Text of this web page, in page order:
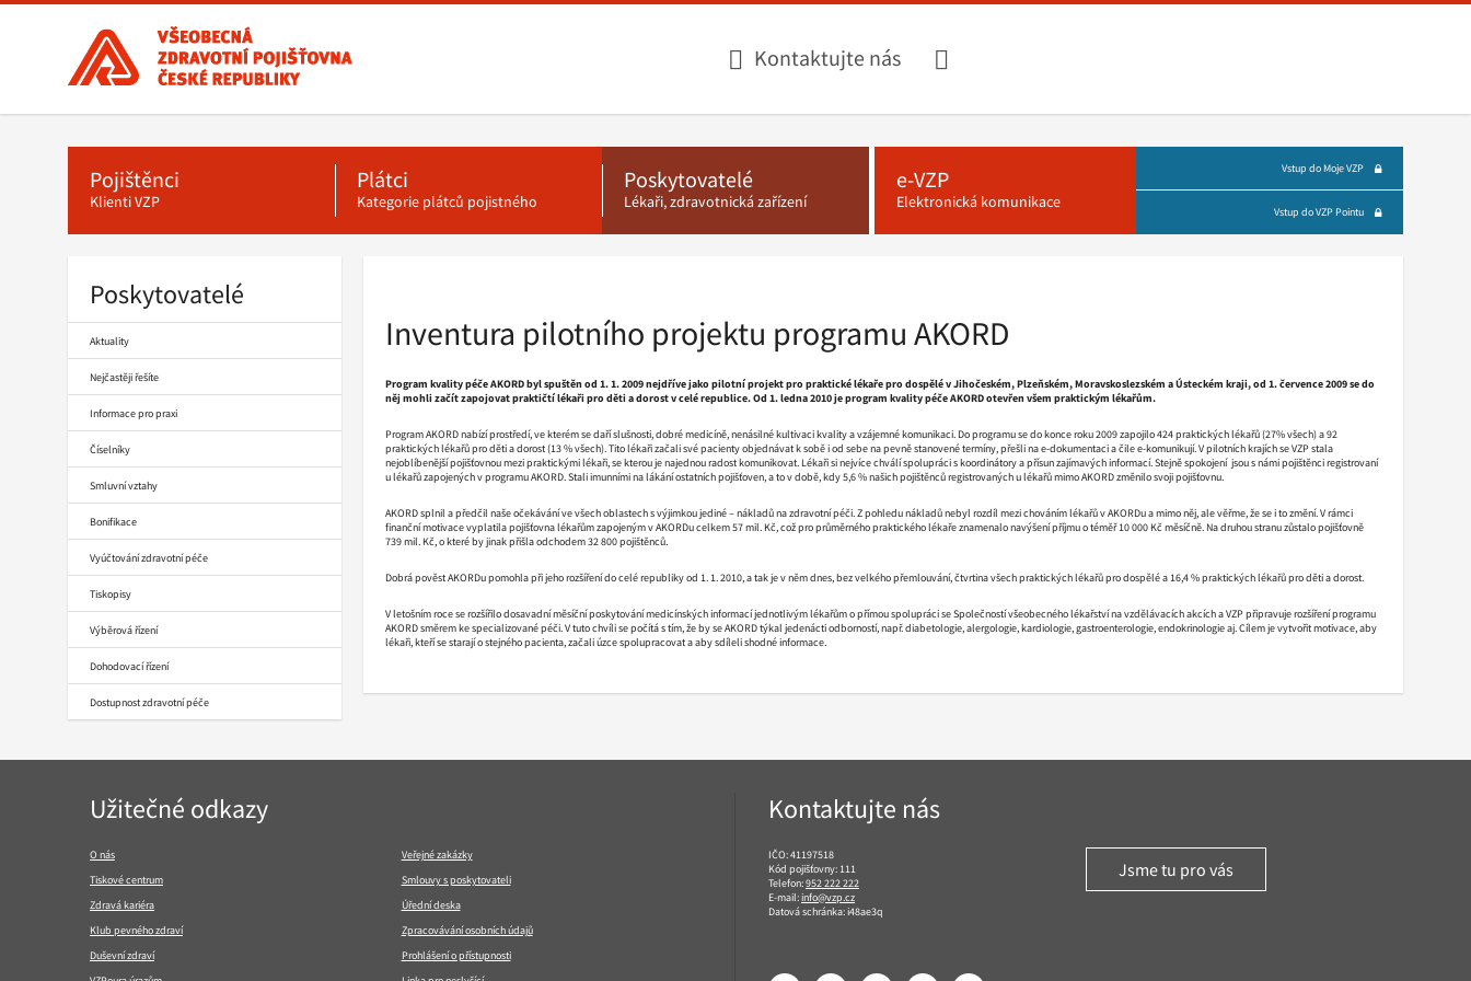
Všeobecná
zdravotní
pojišťovna
ČR,
hlavní
stránka
Kontaktujte nás
Pojištěnci
Klienti VZP
Plátci
Kategorie plátců pojistného
Poskytovatelé
Lékaři, zdravotnická zařízení
e-VZP
Elektronická komunikace
Vstup do Moje VZP
Vstup do VZP Pointu
Poskytovatelé
Aktuality
Nejčastěji řešíte
Informace pro praxi
Číselníky
Smluvní vztahy
Bonifikace
Vyúčtování zdravotní péče
Tiskopisy
Výběrová řízení
Dohodovací řízení
Dostupnost zdravotní péče
Inventura pilotního projektu programu AKORD
Program kvality péče AKORD byl spuštěn od 1. 1. 2009 nejdříve jako pilotní projekt pro praktické lékaře pro dospělé v Jihočeském, Plzeňském, Moravskoslezském a Ústeckém kraji, od 1. července 2009 se do
něj mohli začít zapojovat praktičtí lékaři pro děti a dorost v celé republice. Od 1. ledna 2010 je program kvality péče AKORD otevřen všem praktickým lékařům.
Program AKORD nabízí prostředí, ve kterém se daří slušnosti, dobré medicíně, nenásilné kultivaci kvality a vzájemné komunikaci. Do programu se do konce roku 2009 zapojilo 424 praktických lékařů (27% všech) a 92
praktických lékařů pro děti a dorost (13 % všech). Tito lékaři začali své pacienty objednávat k sobě i od sebe na pevně stanovené termíny, přešli na e-dokumentaci a čile e-komunikují. V pilotních krajích se VZP stala
nejoblíbenější pojišťovnou mezi praktickými lékaři, se kterou je najednou radost komunikovat. Lékaři si nejvíce chválí spolupráci s koordinátory a přísun zajímavých informací. Stejně spokojení jsou s námi pojištěnci registrovaní
u lékařů zapojených v programu AKORD. Stali imunními na lákání ostatních pojišťoven, a to v době, kdy 5,6 % našich pojištěnců registrovaných u lékařů mimo AKORD změnilo svoji pojišťovnu.
AKORD splnil a předčil naše očekávání ve všech oblastech s výjimkou jediné – nákladů na zdravotní péči. Z pohledu nákladů nebyl rozdíl mezi chováním lékařů v AKORDu a mimo něj, ale věřme, že se i to změní. V rámci
finanční motivace vyplatila pojišťovna lékařům zapojeným v AKORDu celkem 57 mil. Kč, což pro průměrného praktického lékaře znamenalo navýšení příjmu o téměř 10 000 Kč měsíčně. Na druhou stranu zůstalo pojišťovně
739 mil. Kč, o které by jinak přišla odchodem 32 800 pojištěnců.
Dobrá pověst AKORDu pomohla při jeho rozšíření do celé republiky od 1. 1. 2010, a tak je v něm dnes, bez velkého přemlouvání, čtvrtina všech praktických lékařů pro dospělé a 16,4 % praktických lékařů pro děti a dorost.
V letošním roce se rozšířilo dosavadní měsíční poskytování medicínských informací jednotlivým lékařům o přímou spolupráci se Společností všeobecného lékařství na vzdělávacích akcích a VZP připravuje rozšíření programu
AKORD směrem ke specializované péči. V tuto chvíli se počítá s tím, že by se AKORD týkal jedenácti odborností, např. diabetologie, alergologie, kardiologie, gastroenterologie, endokrinologie aj. Cílem je vytvořit motivace, aby
lékaři, kteří se starají o stejného pacienta, začali úzce spolupracovat a aby sdíleli shodné informace.
Navigace
Užitečné odkazy
O nás
Tiskové centrum
Zdravá kariéra
Klub pevného zdraví
Duševní zdraví
Veřejné zakázky
Smlouvy s poskytovateli
Úřední deska
Zpracovávání osobních údajů
Prohlášení o přístupnosti
Kontaktujte nás
IČO: 41197518
Kód pojišťovny: 111
Telefon:952 222 222
E-mail:info@vzp.cz
Datová schránka: i48ae3q
Jsme tu pro vás